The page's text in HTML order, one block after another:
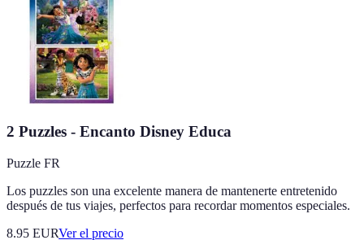
2 Puzzles - Encanto Disney Educa
Puzzle FR
Los puzzles son una excelente manera de mantenerte entretenido
después de tus viajes, perfectos para recordar momentos especiales.
8.95 EURVer el precio